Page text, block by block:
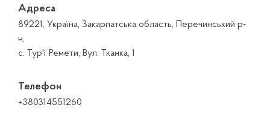
Адреса
89221, Україна, Закарпатська область, Перечинський р-
н,
с. Тур'ї Ремети, Вул. Тканка, 1
Телефон
+380314551260